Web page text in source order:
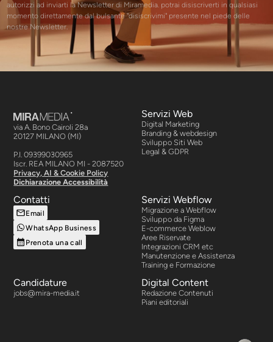
autorizzi ad inviarti la Newsletter di Miramedia. potrai disiscriverti in qualsiasi
momento direttamente dal bulsante "disiscrivimi" presente nel piede delle
nostre Newsletter.
Servizi Web
Digital Marketing
Branding & webdesign
Sviluppo Siti Web
Legal & GDPR
via A. Bono Cairoli 28a
20127 MILANO (MI)
P.I. 09399030965
Iscr. REA MILANO MI - 2087520
Privacy, AI & Cookie Policy
Dichiarazione Accessibilità
Servizi Webflow
Migrazione a Webflow
Sviluppo da Figma
E-commerce Weblow
Aree Riservate
Integrazioni CRM etc
Manutenzione e Assistenza
Training e Formazione
Digital Content
Redazione Contenuti
Piani editoriali
Contatti
Email
WhatsApp Business
Prenota una call
Candidature
jobs@mira-media.it